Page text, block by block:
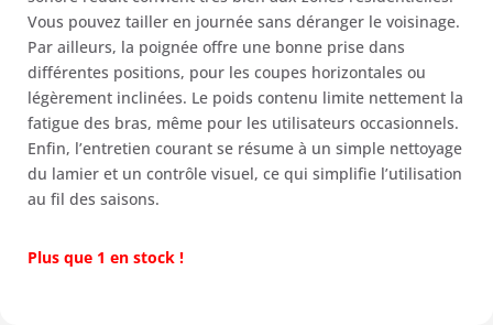
Vous pouvez tailler en journée sans déranger le voisinage.
Par ailleurs, la poignée offre une bonne prise dans
différentes positions, pour les coupes horizontales ou
légèrement inclinées. Le poids contenu limite nettement la
fatigue des bras, même pour les utilisateurs occasionnels.
Enfin, l’entretien courant se résume à un simple nettoyage
du lamier et un contrôle visuel, ce qui simplifie l’utilisation
au fil des saisons.
Plus que 1 en stock !